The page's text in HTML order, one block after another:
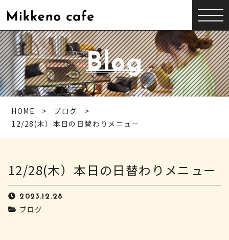
Blog
HOME
ブログ
12/28(木）本日の日替わりメニュー
12/28(木）本日の日替わりメニュー
2023.12.28
ブログ